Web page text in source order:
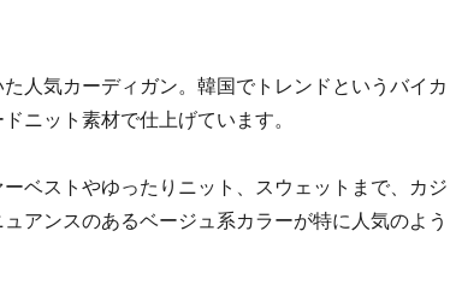
人気カーディガン。韓国でトレンドというバイカ
ニット素材で仕上げています。
ベストやゆったりニット、スウェットまで、カジ
アンスのあるベージュ系カラーが特に人気のよう